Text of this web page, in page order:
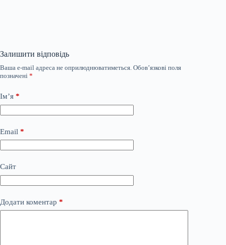
Залишити відповідь
Ваша e-mail адреса не оприлюднюватиметься. Обов’язкові поля
позначені *
Ім’я *
Email *
Сайт
Додати коментар *